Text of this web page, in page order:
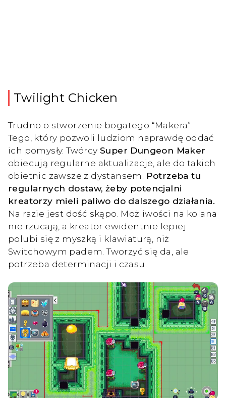
Twilight Chicken
Trudno o stworzenie bogatego “Makera”.
Tego, który pozwoli ludziom naprawdę oddać
ich pomysły. Twórcy Super Dungeon Maker
obiecują regularne aktualizacje, ale do takich
obietnic zawsze z dystansem.
Potrzeba tu
regularnych dostaw, żeby potencjalni
kreatorzy mieli paliwo do dalszego działania.
Na razie jest dość skąpo. Możliwości na kolana
nie rzucają, a kreator ewidentnie lepiej
polubi się z myszką i klawiaturą, niż
Switchowym padem. Tworzyć się da, ale
potrzeba determinacji i czasu.